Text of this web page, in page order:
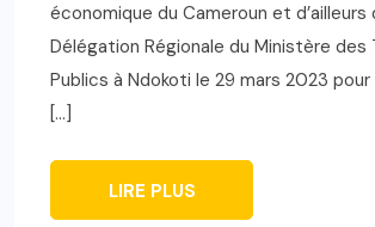
économique du Cameroun et d’ailleurs
Délégation Régionale du Ministère des
Publics à Ndokoti le 29 mars 2023
[…]
LIRE PLUS